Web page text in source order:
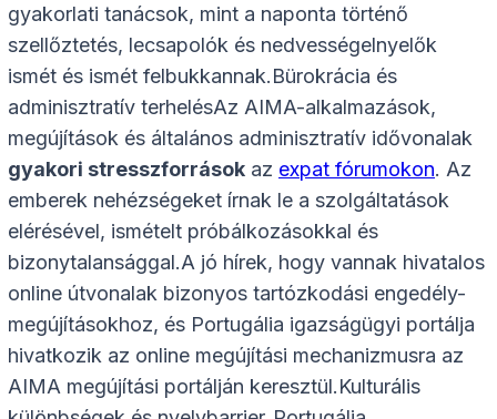
gyakorlati tanácsok, mint a naponta történő
szellőztetés, lecsapolók és nedvességelnyelők
ismét és ismét felbukkannak.Bürokrácia és
adminisztratív terhelésAz AIMA-alkalmazások,
megújítások és általános adminisztratív idővonalak
gyakori stresszforrások az expat fórumokon. Az
emberek nehézségeket írnak le a szolgáltatások
elérésével, ismételt próbálkozásokkal és
bizonytalansággal.A jó hírek, hogy vannak hivatalos
online útvonalak bizonyos tartózkodási engedély-
megújításokhoz, és Portugália igazságügyi portálja
hivatkozik az online megújítási mechanizmusra az
AIMA megújítási portálján keresztül.Kulturális